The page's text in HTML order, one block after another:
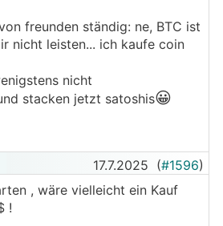
..
freunden ständig: ne, BTC ist
nicht leisten... ich kaufe coin
nicht
stacken jetzt satoshis😀
17.7.2025 (#1596)
, wäre vielleicht ein Kauf
!